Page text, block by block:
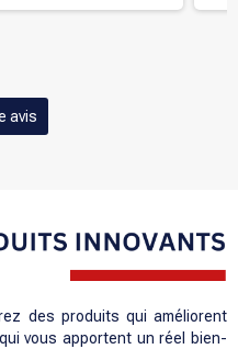
avis
des produits qui améliorent
vous apportent un réel bien-